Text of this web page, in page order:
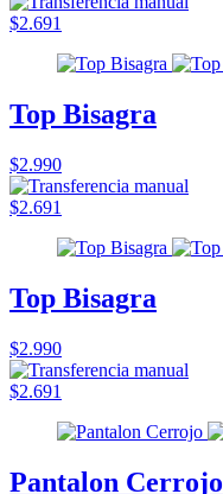
$2.691
Top Bisagra
$2.990
$2.691
Top Bisagra
$2.990
$2.691
Pantalon Cerrojo